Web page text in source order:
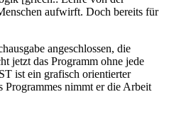
aufwirft. Doch bereits für
angeschlossen, die
jetzt das Programm ohne jede
ist ein grafisch orientierter
nimmt er die Arbeit